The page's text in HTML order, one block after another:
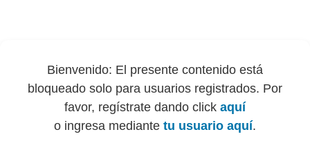
Bienvenido: El presente contenido está
bloqueado solo para usuarios registrados. Por
favor, regístrate dando click aquí
o ingresa mediante tu usuario aquí.